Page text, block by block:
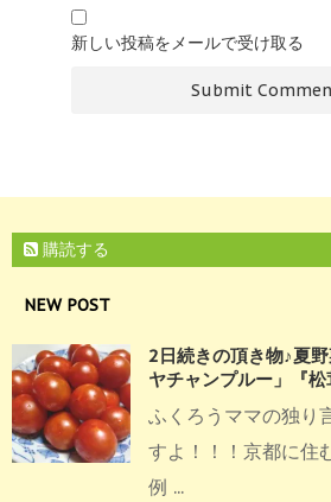
新しい投稿をメールで受け取る
購読する
NEW POST
2日続きの頂き物♪夏
ヤチャンプルー」『松
ふくろうママの独り
すよ！！！京都に住
例 ...